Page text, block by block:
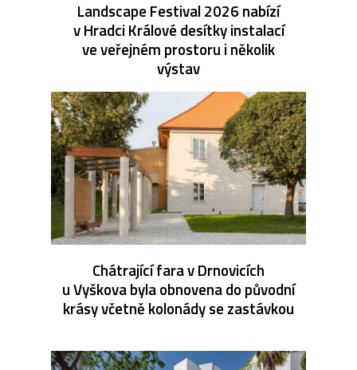
Landscape Festival 2026 nabízí
v Hradci Králové desítky instalací
ve veřejném prostoru i několik
výstav
Chátrající fara v Drnovicích
u Vyškova byla obnovena do původní
krásy včetně kolonády se zastávkou